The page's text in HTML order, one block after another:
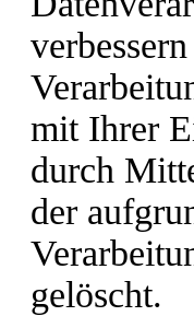
mit Ihrer
durch
der
gelöscht.